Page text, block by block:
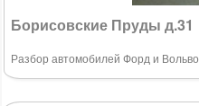
Борисовские Пруды д.31
Разбор автомобилей Форд и Вольво